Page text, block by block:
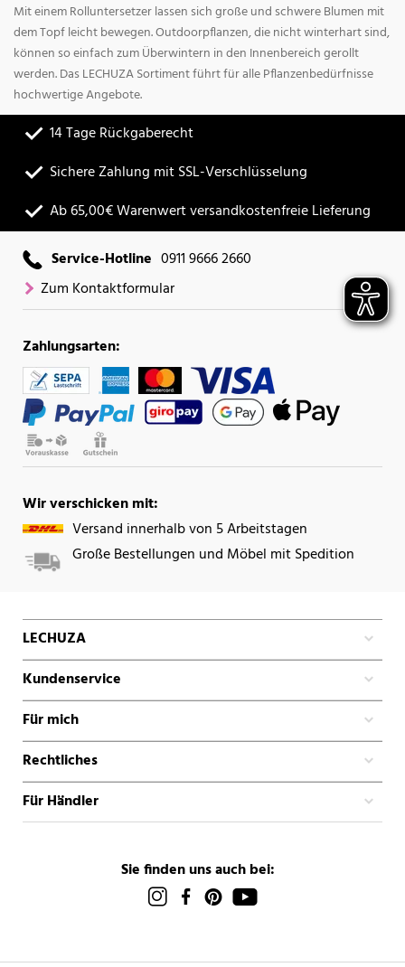
Mit einem Rolluntersetzer lassen sich große und schwere Blumen mit
dem Topf leicht bewegen. Outdoorpflanzen, die nicht winterhart sind,
können so einfach zum Überwintern in den Innenbereich gerollt
werden. Das LECHUZA Sortiment führt für alle Pflanzenbedürfnisse
hochwertige Angebote.
14 Tage Rückgaberecht
Sichere Zahlung mit SSL-Verschlüsselung
Ab 65,00€ Warenwert versandkostenfreie Lieferung
Service-Hotline 0911 9666 2660
Zum Kontaktformular
Zahlungsarten:
Wir verschicken mit:
Versand innerhalb von 5 Arbeitstagen
Große Bestellungen und Möbel mit Spedition
LECHUZA
Kundenservice
Für mich
Rechtliches
Für Händler
Sie finden uns auch bei: